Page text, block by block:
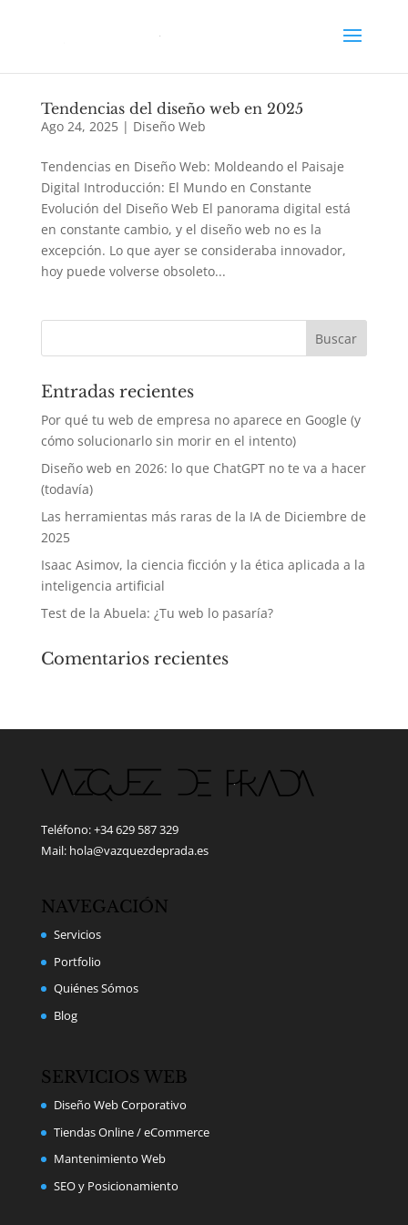
Tendencias del diseño web en 2025
Ago 24, 2025| Diseño Web
Tendencias en Diseño Web: Moldeando el Paisaje
Digital Introducción: El Mundo en Constante
Evolución del Diseño Web El panorama digital está
en constante cambio, y el diseño web no es la
excepción. Lo que ayer se consideraba innovador,
hoy puede volverse obsoleto...
Entradas recientes
Por qué tu web de empresa no aparece en Google (y
cómo solucionarlo sin morir en el intento)
Diseño web en 2026: lo que ChatGPT no te va a hacer
(todavía)
Las herramientas más raras de la IA de Diciembre de
2025
Isaac Asimov, la ciencia ficción y la ética aplicada a la
inteligencia artificial
Test de la Abuela: ¿Tu web lo pasaría?
Comentarios recientes
Teléfono: +34 629 587 329
Mail: hola@vazquezdeprada.es
NAVEGACIÓN
Servicios
Portfolio
Quiénes Sómos
Blog
SERVICIOS WEB
Diseño Web Corporativo
Tiendas Online / eCommerce
Mantenimiento Web
SEO y Posicionamiento